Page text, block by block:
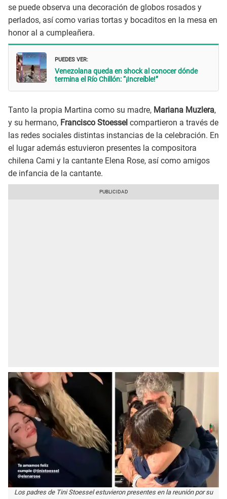
se puede observa una decoración de globos rosados y
perlados, así como varias tortas y bocaditos en la mesa en
honor al a cumpleañera.
PUEDES VER:
Venezolana queda en shock al conocer dónde
termina el Río Chillón: “¡Increíble!”
Tanto la propia Martina como su madre, Mariana Muzlera,
y su hermano, Francisco Stoessel compartieron a través de
las redes sociales distintas instancias de la celebración. En
el lugar además estuvieron presentes la compositora
chilena Cami y la cantante Elena Rose, así como amigos
de infancia de la cantante.
Los padres de Tini Stoessel estuvieron presentes en la reunión por su